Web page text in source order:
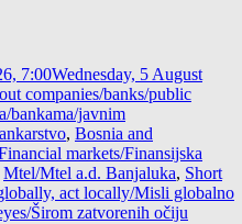
7:00Wednesday, 5 August
companies/banks/public
bankama/javnim
, Bosnia and
markets/Finansijska
Mtel/Mtel a.d. Banjaluka, Short
act locally/Misli globalno
Širom zatvorenih očiju